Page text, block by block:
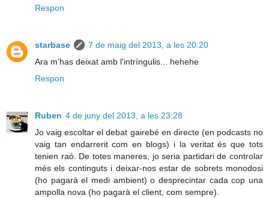
Respon
starbase
7 de maig del 2013, a les 20:20
Ara m'has deixat amb l'intríngulis... hehehe
Respon
Ruben 4 de juny del 2013, a les 23:28
Jo vaig escoltar el debat gairebé en directe (en podcasts no
vaig tan endarrerit com en blogs) i la veritat és que tots
tenien raó. De totes maneres, jo seria partidari de controlar
més els continguts i deixar-nos estar de sobrets monodosi
(ho pagarà el medi ambient) o desprecintar cada cop una
ampolla nova (ho pagarà el client, com sempre).